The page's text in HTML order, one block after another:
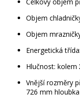
Objem
Objem
Energetická třída:
Hlučnost: kolem
Vnější rozměry
726 mm hloubka